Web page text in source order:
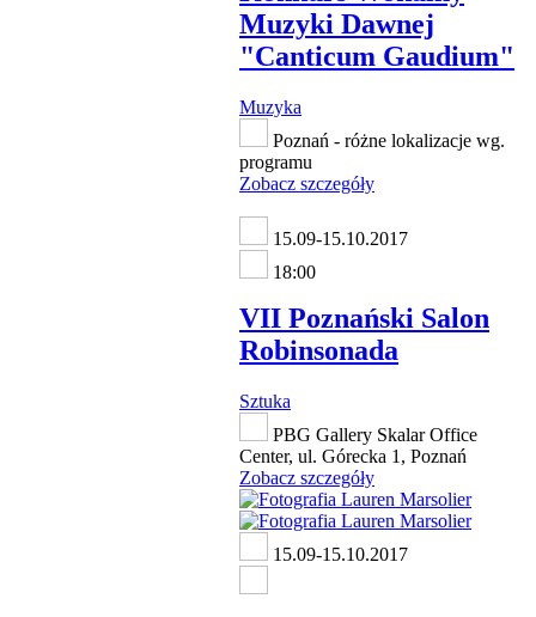
Muzyki Dawnej
"Canticum Gaudium"
Muzyka
Poznań - różne lokalizacje wg.
programu
Zobacz szczegóły
15.09-15.10.2017
18:00
VII Poznański Salon
Robinsonada
Sztuka
PBG Gallery Skalar Office
Center, ul. Górecka 1, Poznań
Zobacz szczegóły
15.09-15.10.2017